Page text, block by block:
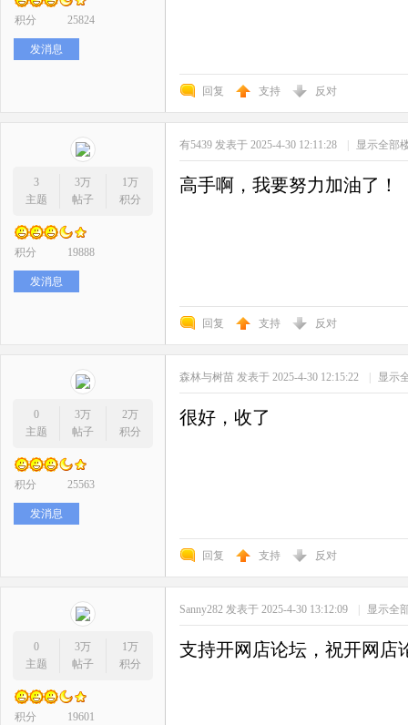
积分 25824
发消息
回复 支持 反对
3
主题
3万
帖子
1万
积分
积分 19888
发消息
有5439 发表于 2025-4-30 12:11:28 | 显示全部
高手啊，我要努力加油了！
回复 支持 反对
0
主题
3万
帖子
2万
积分
积分 25563
发消息
森林与树苗 发表于 2025-4-30 12:15:22 | 显示
很好，收了
回复 支持 反对
0
主题
3万
帖子
1万
积分
积分 19601
Sanny282 发表于 2025-4-30 13:12:09 | 显示全
支持开网店论坛，祝开网店